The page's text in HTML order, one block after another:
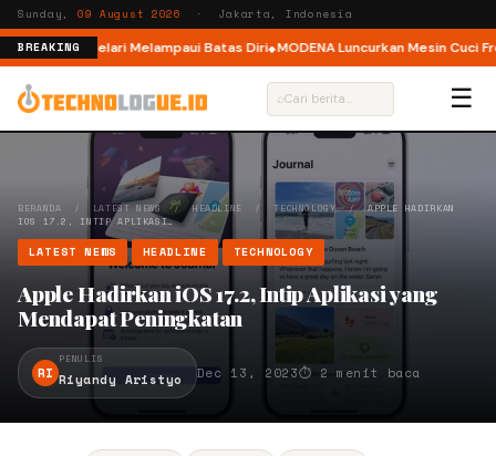
Sunday, 09 August 2026 · Jakarta, Indonesia
BREAKING
Ajak Pelari Melampaui Batas Diri MODENA Luncurkan Mesin Cuci
⌕ ☰
BERANDA / LATEST NEWS /HEADLINE /TECHNOLOGY/APPLE HADIRKAN
IOS 17.2, INTIP APLIKASI…
LATEST NEWS HEADLINE TECHNOLOGY
Apple Hadirkan iOS 17.2, Intip Aplikasi yang
Mendapat Peningkatan
RI
PENULIS
Riyandy Aristyo Dec 13, 2023⏱ 2 menit baca